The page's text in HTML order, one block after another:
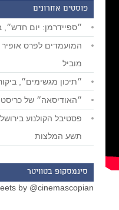
פוסטים אחרונים
״ספיידרמן: יום חדש״,
מוביל
״תיכון מגשימים״,
״האודיסאה״ של
תשע המלצות
סינמסקופ בטוויטר
by @cinemascopian